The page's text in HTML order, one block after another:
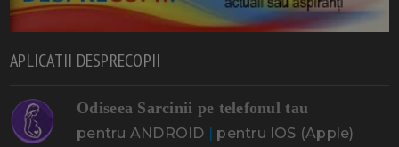
APLICATII DESPRECOPII
Odiseea Sarcinii pe telefonul tau
pentru ANDROID | pentru IOS (Apple)